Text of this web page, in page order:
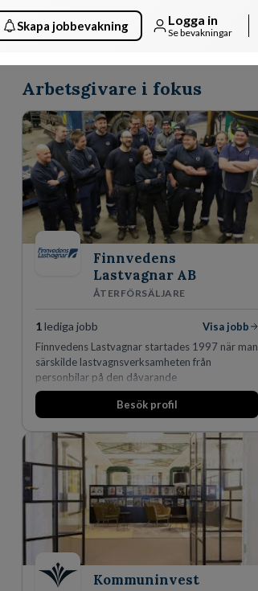
Skapa jobbevakning Logga in
Se bevakningar
Arbetsgivare i fokus
Finnvedens
Lastvagnar AB
ÅTERFÖRSÄLJARE
1lediga jobb
Visa jobb
Finnvedens Lastvagnar startades 1997 när man
särskilde lastvagnsverksamheten från
personbilar på den dåvarande
huvudanläggningen i Värnamo. Sedan dess har
man expanderat kraftigt genom ett antal
den största privata återförsäljaren av Volvo
Lastvagnar och finns representerade på 20
orter i södra Sverige.
Besök profil
Kommuninvest